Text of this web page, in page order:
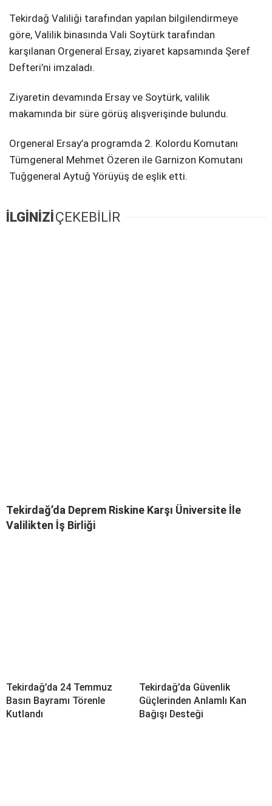
Tekirdağ Valiliği tarafından yapılan bilgilendirmeye
göre, Valilik binasında Vali Soytürk tarafından
karşılanan Orgeneral Ersay, ziyaret kapsamında Şeref
Defteri’ni imzaladı.
Ziyaretin devamında Ersay ve Soytürk, valilik
makamında bir süre görüş alışverişinde bulundu.
Orgeneral Ersay’a programda 2. Kolordu Komutanı
Tümgeneral Mehmet Özeren ile Garnizon Komutanı
Tuğgeneral Aytuğ Yörüyüş de eşlik etti.
İLGİNİZİÇEKEBİLİR
Tekirdağ’da Deprem Riskine Karşı Üniversite İle
Valilikten İş Birliği
Tekirdağ’da 24 Temmuz
Basın Bayramı Törenle
Kutlandı
Tekirdağ’da Güvenlik
Güçlerinden Anlamlı Kan
Bağışı Desteği